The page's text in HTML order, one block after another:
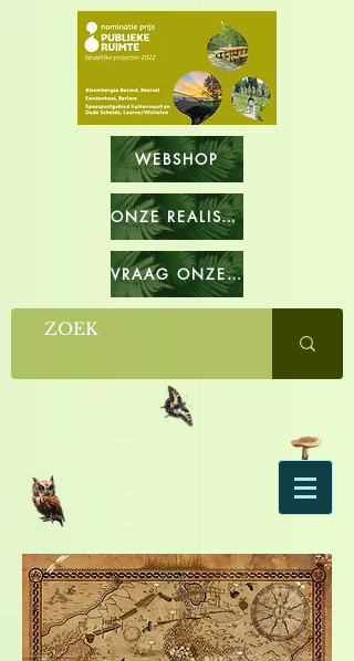
WEBSHOP
ONZE REALISATIES
VRAAG ONZE CATALOGUS OP